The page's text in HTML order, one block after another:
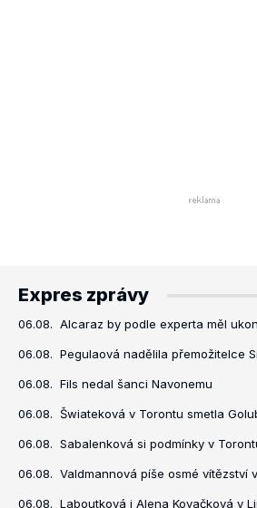
Expres zprávy
06.08. Alcaraz by podle experta měl
06.08. Pegulaová nadělila přemožitelce
06.08. Fils nedal šanci Navonemu
06.08. Šwiateková v Torontu smetla
06.08. Sabalenková si podmínky v
06.08. Valdmannová píše osmé vítězství
06.08. Laboutková i Alena Kovačková v